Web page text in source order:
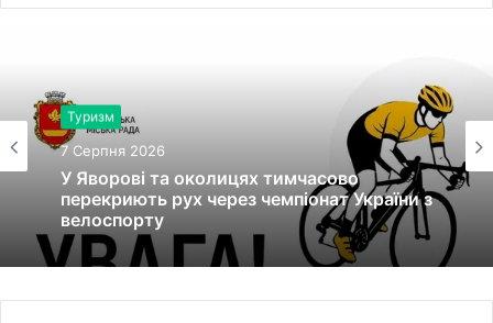
Туризм
7 Серпня 2026
У Яворові та околицях тимчасово
перекриють рух через чемпіонат України з
велоспорту